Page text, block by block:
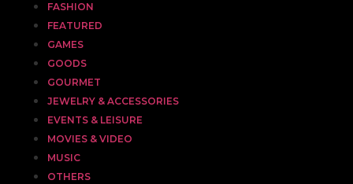
FASHION
FEATURED
GAMES
GOODS
GOURMET
JEWELRY & ACCESSORIES
EVENTS & LEISURE
MOVIES & VIDEO
MUSIC
OTHERS